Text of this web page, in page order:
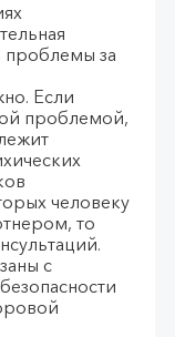
проблемы за
Если
проблемой,
человеку
то
с